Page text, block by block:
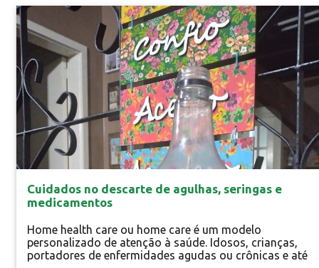
comunidades carentes. Hoje, Rita e Myrian dedicam seu
tempo aos cuidados do sítio, da...
Especial
Cuidados no descarte de agulhas, seringas e
medicamentos
Home health care ou home care é um modelo
personalizado de atenção à saúde. Idosos, crianças,
portadores de enfermidades agudas ou crônicas e até